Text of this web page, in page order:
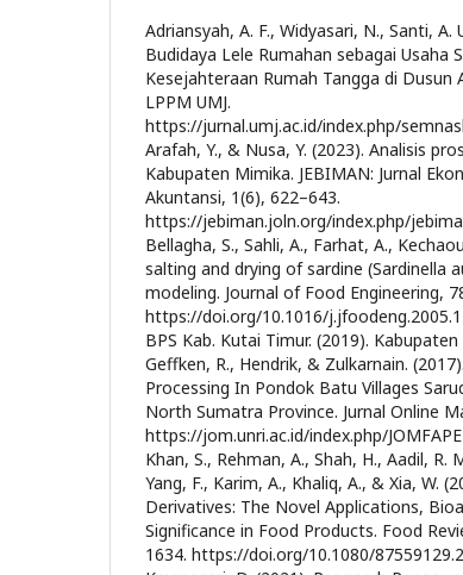
Adriansyah, A. F., Widyasari, N., Santi, A.
Budidaya Lele Rumahan sebagai Usaha
Kesejahteraan Rumah Tangga di Dusun
LPPM UMJ.
https://jurnal.umj.ac.id/index.php/
Arafah, Y., & Nusa, Y. (2023). Analisis
Kabupaten Mimika. JEBIMAN: Jurnal
Akuntansi, 1(6), 622–643.
https://jebiman.joln.org/index.php/
Bellagha, S., Sahli, A., Farhat, A.,
salting and drying of sardine (Sardinella
modeling. Journal of Food Engineering,
https://doi.org/10.1016/
BPS Kab. Kutai Timur. (2019).
Geffken, R., Hendrik, & Zulkarnain.
Processing In Pondok Batu Villages
North Sumatra Province. Jurnal Online
https://jom.unri.ac.id/index.php/
Khan, S., Rehman, A., Shah, H., Aadil, R.
Yang, F., Karim, A., Khaliq, A., & Xia, W.
Derivatives: The Novel Applications,
Significance in Food Products. Food
1634. https://doi.org/10.1080/